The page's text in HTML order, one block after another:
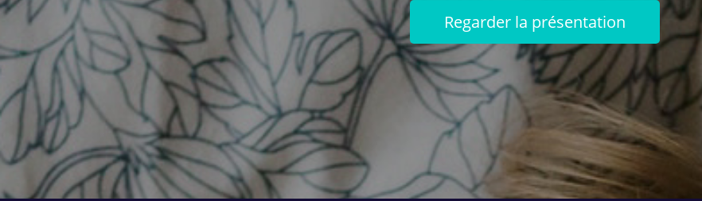
Regarder la présentation